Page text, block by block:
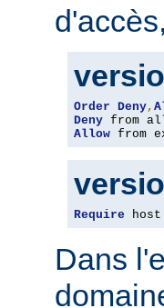
Order Deny,
Deny
Allow from
Require host
Dans